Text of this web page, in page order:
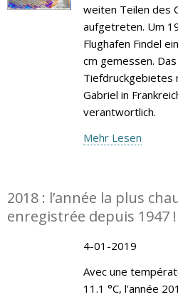
weiten Teilen des
aufgetreten. Um
Flughafen Findel
cm gemessen.
Tiefdruckgebietes
Gabriel in
verantwortlich.
Mehr Lesen
2018 : l’année la plus
enregistrée depuis 1947 !
4-01-2019
Avec une
11.1 °C, l’année